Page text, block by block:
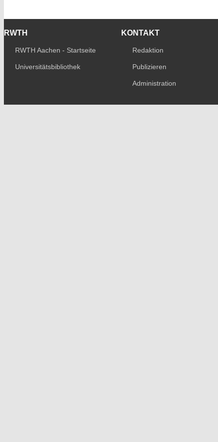
RWTH
RWTH Aachen - Startseite
Universitätsbibliothek
KONTAKT
Redaktion
Publizieren
Administration